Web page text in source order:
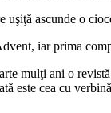
ascunde o
iar prima
mulţi ani o
este cea cu